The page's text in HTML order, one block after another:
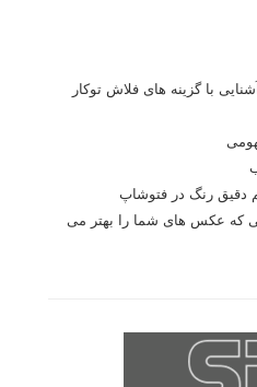
با گزینه های فلاش توکار
که عکس های شما را بهتر می